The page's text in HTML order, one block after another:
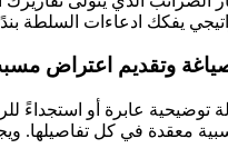
يفكك ادعاءات السلطة بندًا
صياغة وتقديم اعتراض
توضيحية عابرة أو استجداءً
معقدة في كل تفاصيلها.